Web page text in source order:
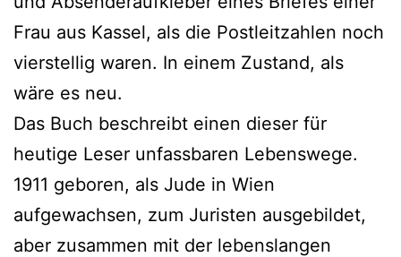
Frau aus Kassel, als die Postleitzahlen noch
vierstellig waren. In einem Zustand, als
wäre es neu.
Das Buch beschreibt einen dieser für
heutige Leser unfassbaren Lebenswege.
1911 geboren, als Jude in Wien
aufgewachsen, zum Juristen ausgebildet,
aber zusammen mit der lebenslangen